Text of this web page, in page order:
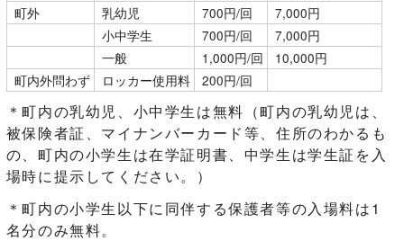
町外
乳幼児 700円/回
7,000円
小中学生
700円/回
7,000円
一般
1,000円/回
10,000円
町内外問わず
ロッカー使用料 200円/回
＊町内の乳幼児、小中学生は無料（町内の乳幼児は、
被保険者証、マイナンバーカード等、住所のわかるも
の、町内の小学生は在学証明書、中学生は学生証を入
場時に提示してください。）
＊町内の小学生以下に同伴する保護者等の入場料は1
名分のみ無料。